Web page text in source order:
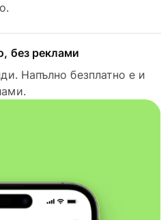
без реклами
Напълно безплатно е и